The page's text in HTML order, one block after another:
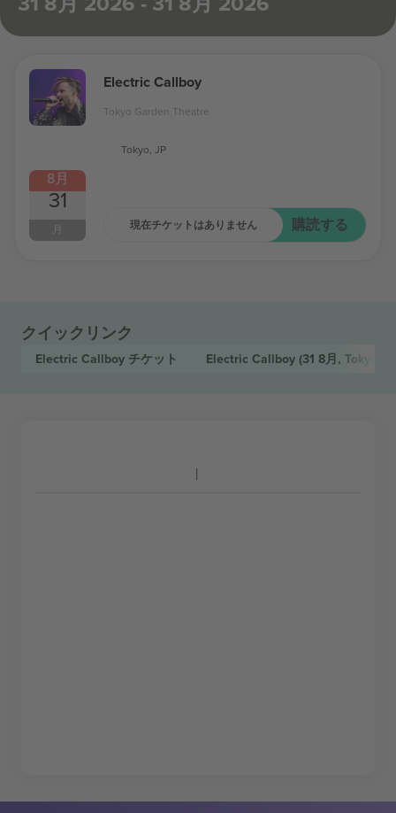
8月
31
月
Electric Callboy
Tokyo Garden Theatre
Tokyo, JP
現在チケットはありません 購読する
クイックリンク
Electric Callboy チケット Electric Callboy (31 8月, Tokyo)